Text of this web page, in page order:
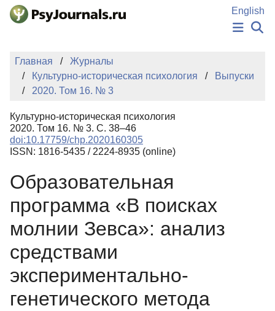
Перейти к основному содержанию
English
НОВОСТИ
КЛЮЧЕВЫЕ СЛОВА
Регистрация
Главная
Журналы
Культурно-историческая психология
Выпуски
2020. Том 16. № 3
Культурно-историческая психология
2020. Том 16. № 3. С. 38–46
doi:10.17759/chp.2020160305
ISSN: 1816-5435 / 2224-8935 (online)
Образовательная
программа «В поисках
молнии Зевса»: анализ
средствами
экспериментально-
генетического метода